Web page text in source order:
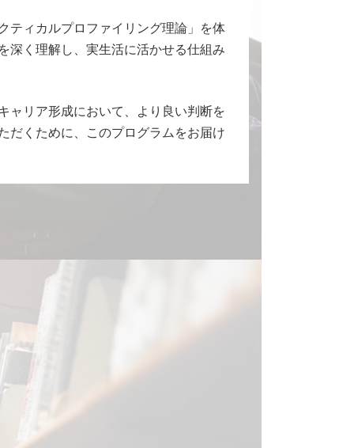
ティカルプロファイリング理論」を体
深く理解し、実生活に活かせる仕組み
ャリア形成において、より良い判断を
だくために、このプログラムをお届け